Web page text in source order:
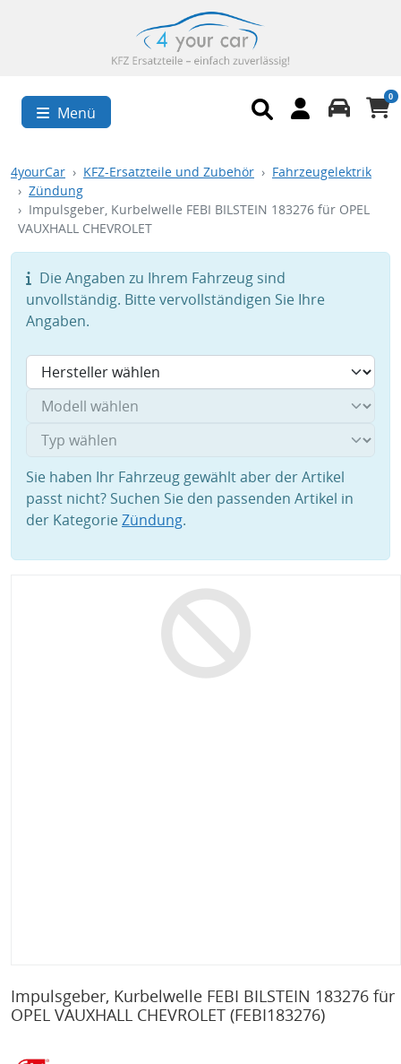
Menü
0
4yourCar KFZ-Ersatzteile und Zubehör
Fahrzeugelektrik
Zündung
Impulsgeber, Kurbelwelle FEBI BILSTEIN 183276 für OPEL
VAUXHALL CHEVROLET
Die Angaben zu Ihrem Fahrzeug sind
unvollständig. Bitte vervollständigen Sie Ihre
Angaben.
Sie haben Ihr Fahrzeug gewählt aber der Artikel
passt nicht? Suchen Sie den passenden Artikel in
der KategorieZündung.
Impulsgeber, Kurbelwelle FEBI BILSTEIN 183276 für
OPEL VAUXHALL CHEVROLET (FEBI183276)